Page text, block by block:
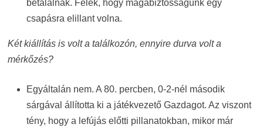
betalálnak. Félek, hogy magabiztosságunk egy
csapásra elillant volna.
Két kiállítás is volt a találkozón, ennyire durva volt a
mérkőzés?
Egyáltalán nem. A 80. percben, 0-2-nél második
sárgával állította ki a játékvezető Gazdagot. Az viszont
tény, hogy a lefújás előtti pillanatokban, mikor már